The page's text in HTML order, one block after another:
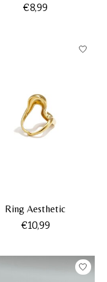
€8,99
Ring Aesthetic
€10,99